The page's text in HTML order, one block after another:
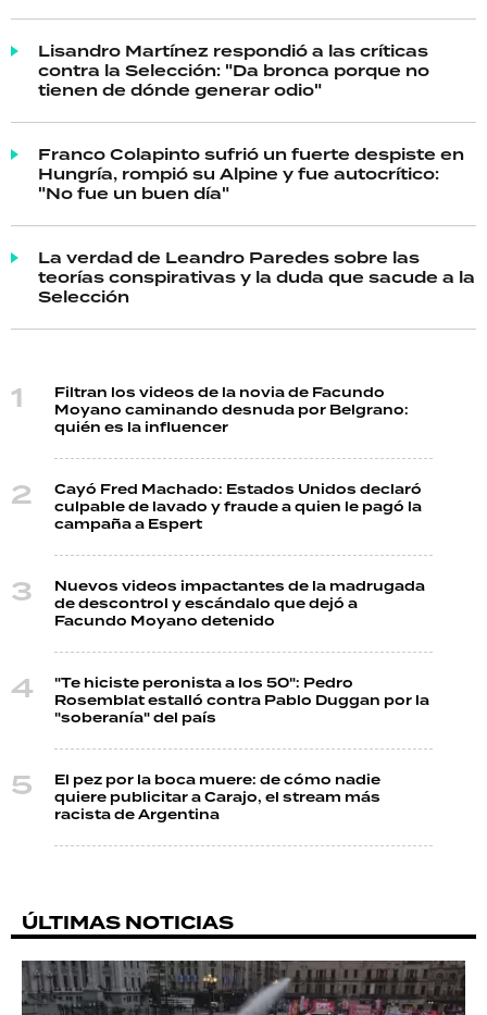
Lisandro Martínez respondió a las críticas
contra la Selección: "Da bronca porque no
tienen de dónde generar odio"
Franco Colapinto sufrió un fuerte despiste en
Hungría, rompió su Alpine y fue autocrítico:
"No fue un buen día"
La verdad de Leandro Paredes sobre las
teorías conspirativas y la duda que sacude a la
Selección
Filtran los videos de la novia de Facundo
Moyano caminando desnuda por Belgrano:
quién es la influencer
Cayó Fred Machado: Estados Unidos declaró
culpable de lavado y fraude a quien le pagó la
campaña a Espert
Nuevos videos impactantes de la madrugada
de descontrol y escándalo que dejó a
Facundo Moyano detenido
"Te hiciste peronista a los 50": Pedro
Rosemblat estalló contra Pablo Duggan por la
"soberanía" del país
El pez por la boca muere: de cómo nadie
quiere publicitar a Carajo, el stream más
racista de Argentina
ÚLTIMAS NOTICIAS